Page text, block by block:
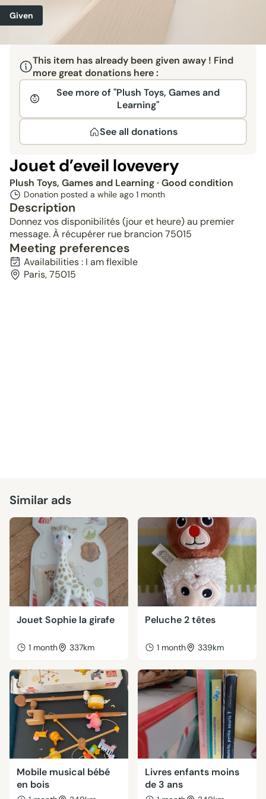
Given
This item has already been given away ! Find
more great donations here :
See more of "Plush Toys, Games and
Learning"
See all donations
Jouet d’eveil lovevery
Plush Toys, Games and Learning· Good condition
Donation posted a while ago 1 month
Description
Donnez vos disponibilités (jour et heure) au premier
message. À récupérer rue brancion 75015
Meeting preferences
Availabilities : I am flexible
Paris, 75015
Similar ads
Jouet Sophie la girafe
1 month 337km
Peluche 2 têtes
1 month 339km
Mobile musical bébé
en bois
Livres enfants moins
de 3 ans